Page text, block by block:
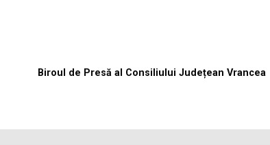
Biroul de Presă al Consiliului Județean Vrancea